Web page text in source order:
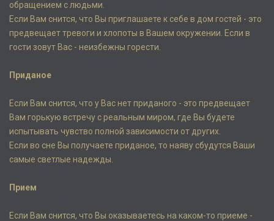
обращением с людьми.
Если Вам снится, что Вы приглашаете к себе в дом гостей - это
предвещает тревоги и хлопоты в Вашем окружении. Если в
гости зовут Вас - неизбежны горести.
Приданое
Если Вам снится, что у Вас нет приданого - это предвещает
Вам горькую встречу с реальным миром, где Вы будете
испытывать чувство полной зависимости от других.
Если во сне Вы получаете приданое, то наяву сбудутся Ваши
самые светлые надежды.
Прием
Если Вам снится, что Вы оказываетесь на каком-то приеме -